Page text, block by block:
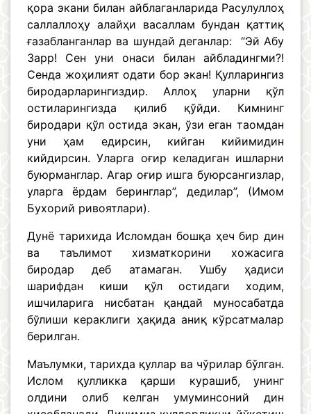
қора экани билан айблаганларида Расулуллоҳ
саллаллоҳу алайҳи васаллам бундан қаттиқ
ғазабланганлар ва шундай деганлар: “Эй Абу
Зарр! Сен уни онаси билан айбладингми?!
Сенда жоҳилият одати бор экан! Қулларингиз
биродарларингиздир. Аллоҳ уларни қўл
остиларингизда қилиб қўйди. Кимнинг
биродари қўл остида экан, ўзи еган таомдан
уни ҳам едирсин, кийган кийимидин
кийдирсин. Уларга оғир келадиган ишларни
буюрманглар. Агар оғир ишга буюрсангизлар,
уларга ёрдам беринглар”, дедилар”, (Имом
Бухорий ривоятлари).
Дунё тарихида Исломдан бошқа ҳеч бир дин
ва таълимот хизматкорини хожасига
биродар деб атамаган. Ушбу ҳадиси
шарифдан киши қўл остидаги ходим,
ишчиларига нисбатан қандай муносабатда
бўлиши кераклиги ҳақида аниқ кўрсатмалар
берилган.
Маълумки, тарихда қуллар ва чўрилар бўлган.
Ислом қулликка қарши курашиб, унинг
олдини олиб келган умуминсоний дин